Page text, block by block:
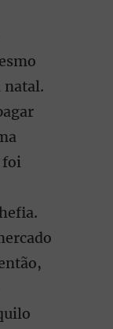
natal.
foi